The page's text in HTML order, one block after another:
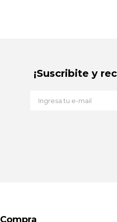
Compra
¡Suscribite y